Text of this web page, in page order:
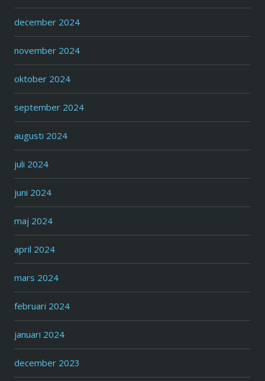
december 2024
november 2024
oktober 2024
september 2024
augusti 2024
juli 2024
juni 2024
maj 2024
april 2024
mars 2024
februari 2024
januari 2024
december 2023